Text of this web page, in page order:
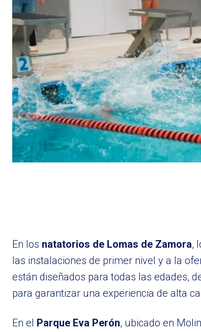
En los natatorios de Lomas de Zamora,
las instalaciones de primer nivel y a la
están diseñados para todas las edades,
para garantizar una experiencia de alta
En el Parque Eva Perón, ubicado en